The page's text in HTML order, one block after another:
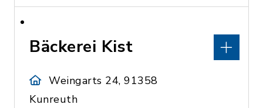
Bäckerei Kist
Weingarts 24, 91358
Kunreuth